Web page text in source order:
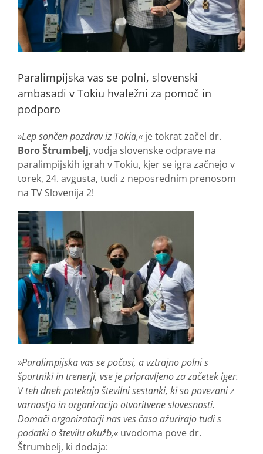
Paralimpijska vas se polni, slovenski
ambasadi v Tokiu hvaležni za pomoč in
podporo
»Lep sončen pozdrav iz Tokia,« je tokrat začel dr.
Boro Štrumbelj, vodja slovenske odprave na
paralimpijskih igrah v Tokiu, kjer se igra začnejo v
torek, 24. avgusta, tudi z neposrednim prenosom
na TV Slovenija 2!
»Paralimpijska vas se počasi, a vztrajno polni s
športniki in trenerji, vse je pripravljeno za začetek iger.
V teh dneh potekajo številni sestanki, ki so povezani z
varnostjo in organizacijo otvoritvene slovesnosti.
Domači organizatorji nas ves časa ažurirajo tudi s
podatki o številu okužb,« uvodoma pove dr.
Štrumbelj, ki dodaja: